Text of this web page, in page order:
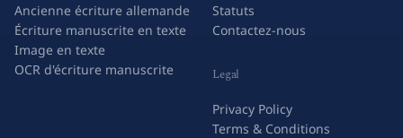
Ancienne écriture allemande
Écriture manuscrite en texte
Image en texte
OCR d'écriture manuscrite
Statuts
Contactez-nous
Legal
Privacy Policy
Terms & Conditions